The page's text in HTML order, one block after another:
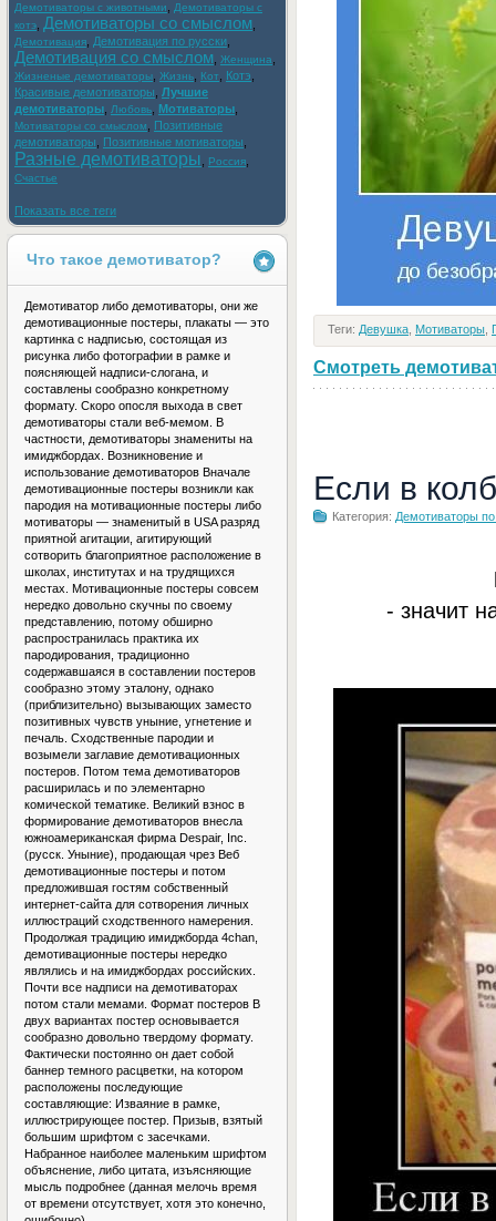
Теги: Девушка Мотиваторы
Смотреть
Если в
Категория: Демотиваторы
- значит
Демотиваторы с животными
Демотиваторы с
котэ
Демотиваторы со смыслом
Демотивация Демотивация по русски
Демотивация со смыслом Женщина
Жизненые демотиваторы Жизнь Кот Котэ
Красивые демотиваторы Лучшие
демотиваторы
Любовь Мотиваторы
Мотиваторы со смыслом
Позитивные
демотиваторы
Позитивные мотиваторы
Разные демотиваторы Россия
Счастье
Показать все теги
Что такое демотиватор?
Демотиватор либо демотиваторы, они же
демотивационные постеры, плакаты — это
картинка с надписью, состоящая из
рисунка либо фотографии в рамке и
поясняющей надписи-слогана, и
составлены сообразно конкретному
формату. Скоро опосля выхода в свет
демотиваторы стали веб-мемом. В
частности, демотиваторы знамениты на
имиджбордах. Возникновение и
использование демотиваторов Вначале
демотивационные постеры возникли как
пародия на мотивационные постеры либо
мотиваторы — знаменитый в USA разряд
приятной агитации, агитирующий
сотворить благоприятное расположение в
школах, институтах и на трудящихся
местах. Мотивационные постеры совсем
нередко довольно скучны по своему
представлению, потому обширно
распространилась практика их
пародирования, традиционно
содержавшаяся в составлении постеров
сообразно этому эталону, однако
(приблизительно) вызывающих заместо
позитивных чувств уныние, угнетение и
печаль. Сходственные пародии и
возымели заглавие демотивационных
постеров. Потом тема демотиваторов
расширилась и по элементарно
комической тематике. Великий взнос в
формирование демотиваторов внесла
южноамериканская фирма Despair, Inc.
(русск. Уныние), продающая чрез Веб
демотивационные постеры и потом
предложившая гостям собственный
интернет-сайта для сотворения личных
иллюстраций сходственного намерения.
Продолжая традицию имиджборда 4chan,
демотивационные постеры нередко
являлись и на имиджбордах российских.
Почти все надписи на демотиваторах
потом стали мемами. Формат постеров В
двух вариантах постер основывается
сообразно довольно твердому формату.
Фактически постоянно он дает собой
баннер темного расцветки, на котором
расположены последующие
составляющие: Изваяние в рамке,
иллюстрирующее постер. Призыв, взятый
большим шрифтом с засечками.
Набранное наиболее маленьким шрифтом
объяснение, либо цитата, изъясняющие
мысль подробнее (данная мелочь время
от времени отсутствует, хотя это конечно,